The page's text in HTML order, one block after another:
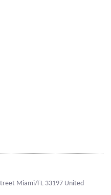
Miami/FL 33197 United